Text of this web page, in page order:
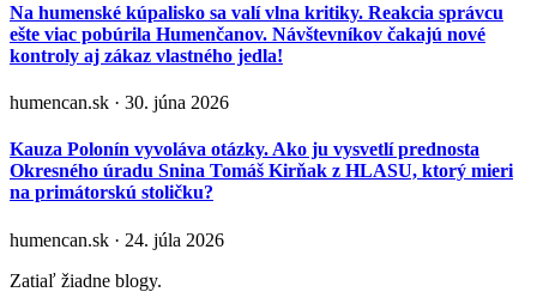
Na humenské kúpalisko sa valí vlna kritiky. Reakcia správcu
ešte viac pobúrila Humenčanov. Návštevníkov čakajú nové
kontroly aj zákaz vlastného jedla!
humencan.sk · 30. júna 2026
Kauza Polonín vyvoláva otázky. Ako ju vysvetlí prednosta
Okresného úradu Snina Tomáš Kirňak z HLASU, ktorý mieri
na primátorskú stoličku?
humencan.sk · 24. júla 2026
Zatiaľ žiadne blogy.